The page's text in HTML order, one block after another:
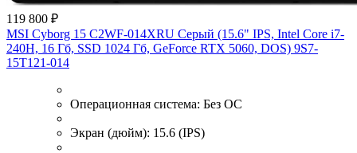
119 800 ₽
MSI Cyborg 15 C2WF-014XRU Серый (15.6" IPS, Intel Core i7-
240H, 16 Гб, SSD 1024 Гб, GeForce RTX 5060, DOS) 9S7-
15T121-014
Операционная система: Без ОС
Экран (дюйм): 15.6 (IPS)